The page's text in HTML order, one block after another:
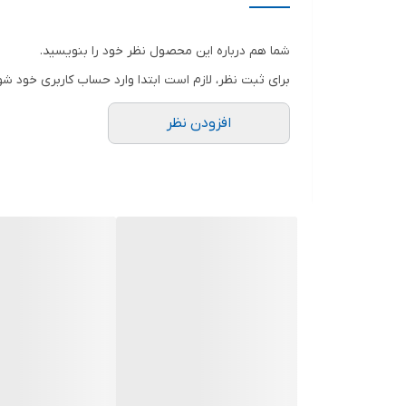
شما هم درباره این محصول نظر خود را بنویسید.
برای ثبت نظر، لازم است ابتدا وارد حساب کاربری خود
افزودن نظر